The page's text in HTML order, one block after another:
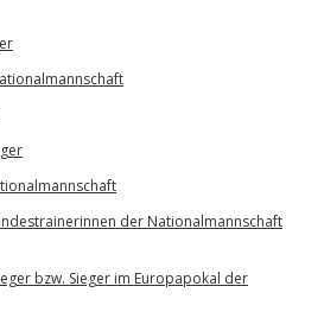
der Nationalmannschaft
bzw. Sieger im Europapokal der